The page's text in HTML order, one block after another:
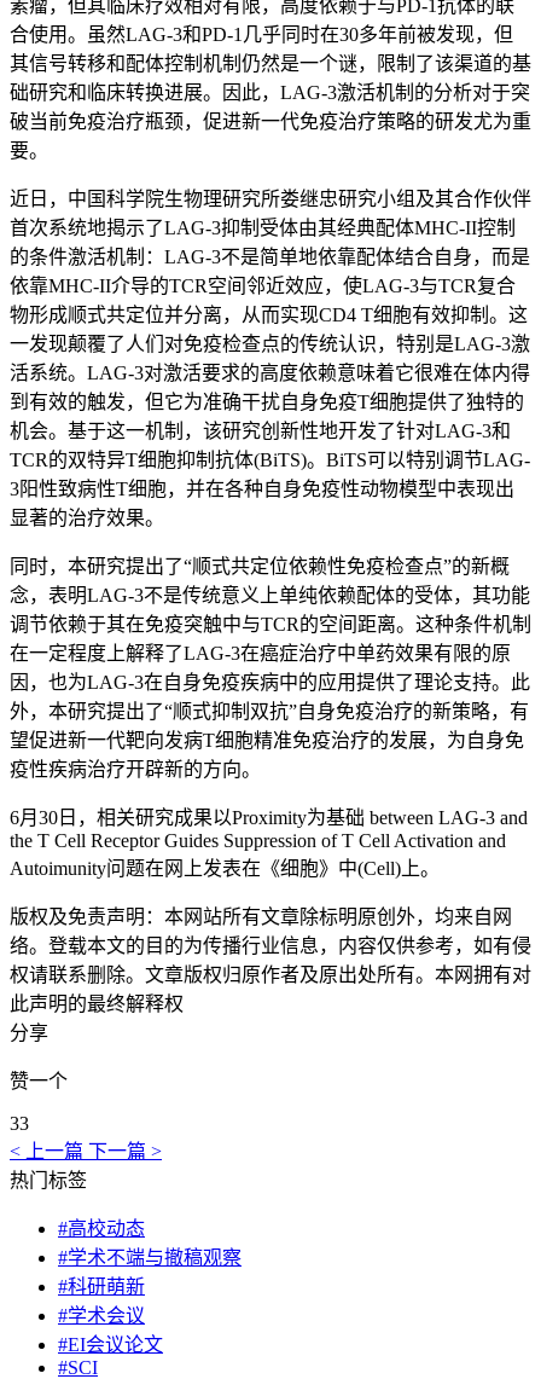
素瘤，但其临床疗效相对有限，高度依赖于与PD-1抗体的联
合使用。虽然LAG-3和PD-1几乎同时在30多年前被发现，但
其信号转移和配体控制机制仍然是一个谜，限制了该渠道的基
础研究和临床转换进展。因此，LAG-3激活机制的分析对于突
破当前免疫治疗瓶颈，促进新一代免疫治疗策略的研发尤为重
要。
近日，中国科学院生物理研究所娄继忠研究小组及其合作伙伴
首次系统地揭示了LAG-3抑制受体由其经典配体MHC-II控制
的条件激活机制：LAG-3不是简单地依靠配体结合自身，而是
依靠MHC-II介导的TCR空间邻近效应，使LAG-3与TCR复合
物形成顺式共定位并分离，从而实现CD4 T细胞有效抑制。这
一发现颠覆了人们对免疫检查点的传统认识，特别是LAG-3激
活系统。LAG-3对激活要求的高度依赖意味着它很难在体内得
到有效的触发，但它为准确干扰自身免疫T细胞提供了独特的
机会。基于这一机制，该研究创新性地开发了针对LAG-3和
TCR的双特异T细胞抑制抗体(BiTS)。BiTS可以特别调节LAG-
3阳性致病性T细胞，并在各种自身免疫性动物模型中表现出
显著的治疗效果。
同时，本研究提出了“顺式共定位依赖性免疫检查点”的新概
念，表明LAG-3不是传统意义上单纯依赖配体的受体，其功能
调节依赖于其在免疫突触中与TCR的空间距离。这种条件机制
在一定程度上解释了LAG-3在癌症治疗中单药效果有限的原
因，也为LAG-3在自身免疫疾病中的应用提供了理论支持。此
外，本研究提出了“顺式抑制双抗”自身免疫治疗的新策略，有
望促进新一代靶向发病T细胞精准免疫治疗的发展，为自身免
疫性疾病治疗开辟新的方向。
6月30日，相关研究成果以Proximity为基础 between LAG-3 and
the T Cell Receptor Guides Suppression of T Cell Activation and
Autoimunity问题在网上发表在《细胞》中(Cell)上。
版权及免责声明：本网站所有文章除标明原创外，均来自网
络。登载本文的目的为传播行业信息，内容仅供参考，如有侵
权请联系删除。文章版权归原作者及原出处所有。本网拥有对
此声明的最终解释权
分享
赞一个
33
< 上一篇 下一篇 >
热门标签
#高校动态
#学术不端与撤稿观察
#科研萌新
#学术会议
#EI会议论文
#SCI